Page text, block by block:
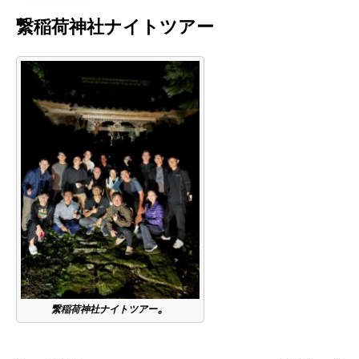
繋稲荷神社ナイトツアー
繋稲荷神社ナイトツアー。